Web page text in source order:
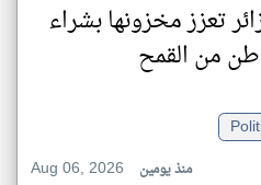
تعزز مخزونها بشراء
Aug 06, 2026
منذ يومين